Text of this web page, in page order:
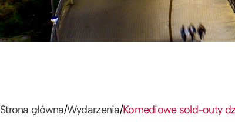
Strona główna/Wydarzenia/Komediowe sold-outy